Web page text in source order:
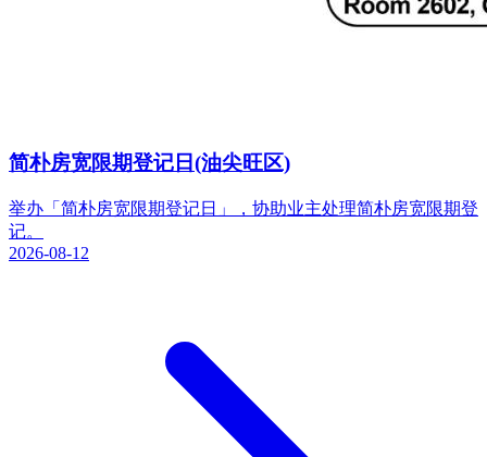
简朴房宽限期登记日(油尖旺区)
举办「简朴房宽限期登记日」，协助业主处理简朴房宽限期登
记。
2026-08-12